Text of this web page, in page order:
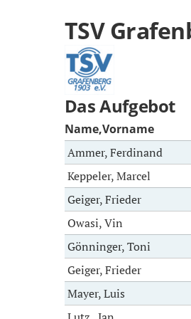
TSV
Das Aufgebot
Name,Vorname
Ammer, Ferdinand
Keppeler, Marcel
Geiger, Frieder
Owasi, Vin
Gönninger, Toni
Geiger, Frieder
Mayer, Luis